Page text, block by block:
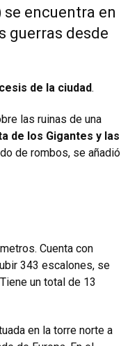
se encuentra en
guerras desde
de la ciudad.
las ruinas de una
de los Gigantes y las
de rombos, se añadió
Cuenta con
343 escalones, se
un total de 13
en la torre norte a